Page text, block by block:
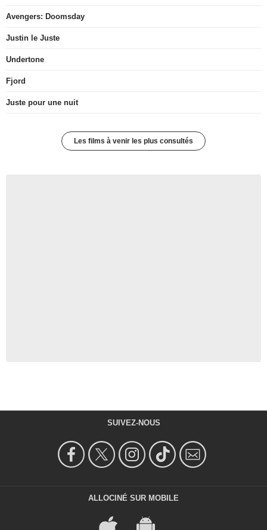
Avengers: Doomsday
Justin le Juste
Undertone
Fjord
Juste pour une nuit
Les films à venir les plus consultés
SUIVEZ-NOUS
ALLOCINÉ SUR MOBILE